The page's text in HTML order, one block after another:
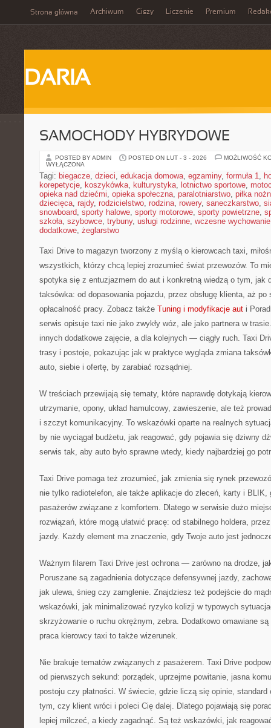
Strona główna Archiwum Ciszy Liczenie Premium
DARIA
SAMOCHODY HYBRYDOWE
POSTED BY ADMIN POSTED ON LUT - 3 - 2026
MOŻLIWOŚĆ
WYŁĄCZONA
Tagi: biegacze, dzieci, edukacja domowa, egzaminy, formuła 1,
korepetycje, koszykówka, kulturystyka, lotnictwo sportowe,
opieka nad dziećmi, opieka społeczna, paralotniarstwo, piłka
dziecięca, rajdy, rodzicielstwo, rodzina, rowery, saneczkarstwo,
snowboard, sporty halowe, sporty motorowe, sporty powietrzne,
szkoła, szybowce, trybuny, usługi rodzinne, wczesne wychowanie
dodatkowe, żeglarstwo
Taxi Drive to magazyn tworzony z myślą o kierowcach taxi,
wszystkich, którzy chcą lepiej zrozumieć świat przewozów. To
spotyka się z entuzjazmem do aut i konkretną wiedzą o tym, jak
taksówka: od dopasowania pojazdu, przez obsługę klienta, aż po
opłacalność pracy. Zobacz także Tuning i modyfikacje aut i
serwis opisuje taxi nie jako zwykły wóz, ale jako partnera w
innych dodatkowe zajęcie, a dla kolejnych — ciągły ruch. Taxi
trasy i postoje, pokazując jak w praktyce wygląda zmiana
auto, siebie i ofertę, by zarabiać rozsądniej.
W treściach przewijają się tematy, które naprawdę dotykają
utrzymanie, opony, układ hamulcowy, zawieszenie, ale też
i szczyt komunikacyjny. To wskazówki oparte na realnych
by nie wyciągał budżetu, jak reagować, gdy pojawia się dziwny
serwis tak, aby auto było sprawne wtedy, kiedy najbardziej go
Taxi Drive pomaga też zrozumieć, jak zmienia się rynek
nie tylko radiotelefon, ale także aplikacje do zleceń, karty i BLIK,
pasażerów związane z komfortem. Dlatego w serwisie dużo
rozwiązań, które mogą ułatwić pracę: od stabilnego holdera,
jazdy. Każdy element ma znaczenie, gdy Twoje auto jest
Ważnym filarem Taxi Drive jest ochrona — zarówno na drodze,
Poruszane są zagadnienia dotyczące defensywnej jazdy,
jak ulewa, śnieg czy zamglenie. Znajdziesz też podejście do
wskazówki, jak minimalizować ryzyko kolizji w typowych
skrzyżowanie o ruchu okrężnym, zebra. Dodatkowo omawiane
praca kierowcy taxi to także wizerunek.
Nie brakuje tematów związanych z pasażerem. Taxi Drive
od pierwszych sekund: porządek, uprzejme powitanie, jasna
postoju czy płatności. W świecie, gdzie liczą się opinie, standard
tym, czy klient wróci i poleci Cię dalej. Dlatego pojawiają się
lepiej milczeć, a kiedy zagadnąć. Są też wskazówki, jak